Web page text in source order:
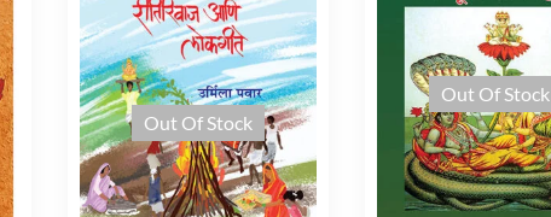
Out Of Stock
Out Of Stock